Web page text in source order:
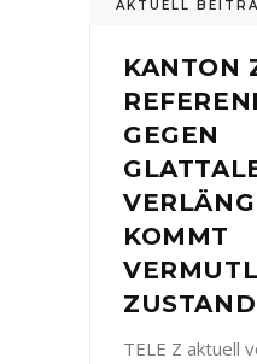
AKTUELL
KANTON
GEGEN
KOMMT
TELE Z aktuell